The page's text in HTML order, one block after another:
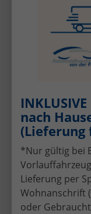
Ihr
Bestell-
Inseln,
aktuellen
oder vor
nach
(Lieferung
*Nur gültig bei
Lieferung per
Wohnanschrift
oder